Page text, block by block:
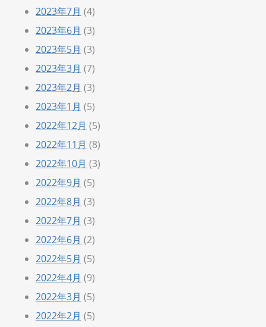
2023年7月 (4)
2023年6月 (3)
2023年5月 (3)
2023年3月 (7)
2023年2月 (3)
2023年1月 (5)
2022年12月 (5)
2022年11月 (8)
2022年10月 (3)
2022年9月 (5)
2022年8月 (3)
2022年7月 (3)
2022年6月 (2)
2022年5月 (5)
2022年4月 (9)
2022年3月 (5)
2022年2月 (5)